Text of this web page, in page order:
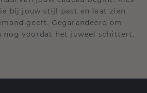
bij jouw stijl past en laat zien
geeft. Gegarandeerd om
nog voordat het juweel schittert.